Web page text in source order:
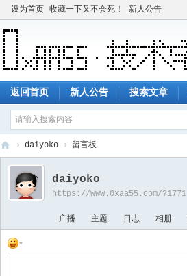
设为首页 收藏一下又不会死！ 新人公告
返回首页 新人公告 搜索文章
技
宅
结
› daiyoko › 留言板
daiyoko
https://www.0xaa55.com/?1771
广播 主题 日志 相册